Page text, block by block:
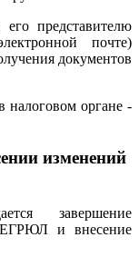
представителю
почте)
документов
органе -
изменений
завершение
ЕГРЮЛ и внесение